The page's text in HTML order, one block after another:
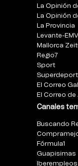
La Opinión
La Opinión
La Provincia
Levante-EMV
Mallorca
Regio7
Sport
El Correo
El Correo
Canales
Buscando
Fórmula1
Guapisimas
Iberempleos